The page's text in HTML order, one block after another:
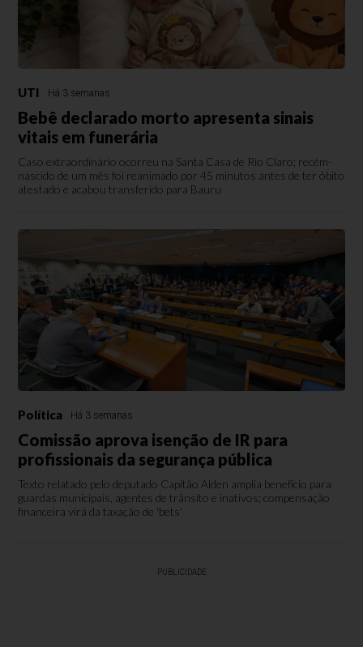
UTI Há 3 semanas
Bebê declarado morto apresenta sinais
vitais em funerária
Caso extraordinário ocorreu na Santa Casa de Rio Claro; recém-
nascido de um mês foi reanimado por 45 minutos antes de ter óbito
atestado e acabou transferido para Bauru
Política Há 3 semanas
Comissão aprova isenção de IR para
profissionais da segurança pública
Texto relatado pelo deputado Capitão Alden amplia benefício para
guardas municipais, agentes de trânsito e inativos; compensação
financeira virá da taxação de 'bets'
PUBLICIDADE